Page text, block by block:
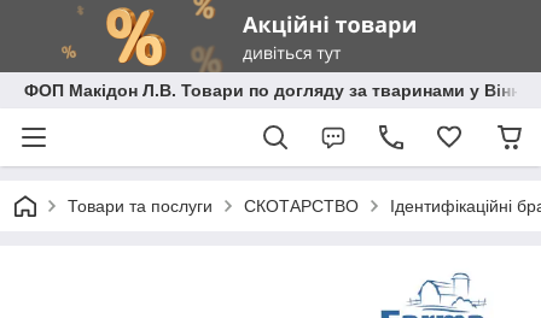
ФОП Макідон Л.В. Товари по догляду за тваринами у
Товари та послуги СКОТАРСТВО Ідентифікаційні